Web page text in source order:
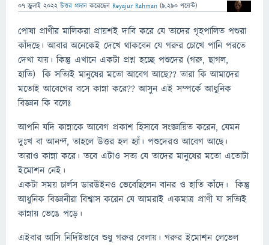
07 জুলাই 2022 উত্তর প্রদান করেছেন Reyajur Rahman (9,290 পয়েন্ট)
পোষা প্রাণীর মালিকরা প্রায়শই দাবি করে যে তাদের গৃহপালিত পশুরা
কাঁদছে। আবার অনেকেই দেখে থাকবেন যে গরুর চোখে পানি পরতে
দেখা যায়। কিন্তু এখানে একটা প্রশ্ন হচ্ছে পশুদের (গরু, ছাগল,
হাতি) কি সত্যিই মানুষের মতো আবেগ আছে?? তারা কি আমাদের
মতোই আবেগের বসে কান্না করে?? আসুন এই সম্পর্কে আধুনিক
বিজ্ঞান কি বলেঃ
আপনি যদি কান্নাকে আবেগ প্রকাশ হিসাবে সংজ্ঞায়িত করেন, যেমন
দুঃখ বা আনন্দ, তাহলে উত্তর হল হ্যাঁ। পশুদেরও আবেগ আছে।
তারাও কান্না করে। তবে এটাও সত্য যে তাদের মানুষের মতো এতোটা
ইমোশন নেই।
একটা সময় চার্লস ডারউইনও ভেবেছিলেন বানর ও হাতি কাঁদে। কিন্তু
আধুনিক বিজ্ঞানীরা বিশ্বাস করেন যে আমরাই একমাত্র প্রাণী যা সত্যিই
কান্নায় ভেঙে পড়ে।
এইবার আসি নির্দিষ্টভাবে শুধু গরুর বেলায়। গরুর ইমোশন লেভেল